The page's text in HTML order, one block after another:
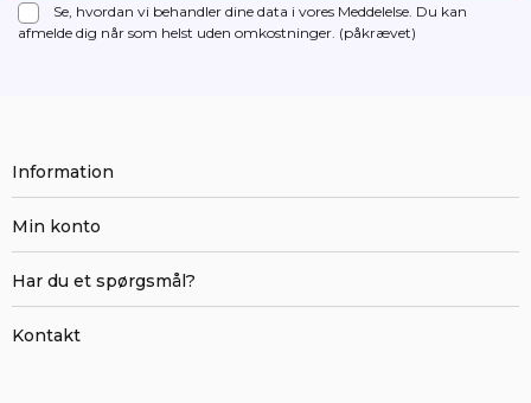
Se, hvordan vi behandler dine data i vores Meddelelse. Du kan
afmelde dig når som helst uden omkostninger. (påkrævet)
Information
Min konto
Har du et spørgsmål?
Kontakt